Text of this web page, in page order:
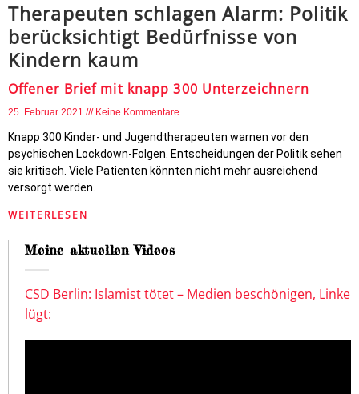
Therapeuten schlagen Alarm: Politik
berücksichtigt Bedürfnisse von
Kindern kaum
Offener Brief mit knapp 300 Unterzeichnern
25. Februar 2021 Keine Kommentare
Knapp 300 Kinder- und Jugendtherapeuten warnen vor den
psychischen Lockdown-Folgen. Entscheidungen der Politik sehen
sie kritisch. Viele Patienten könnten nicht mehr ausreichend
versorgt werden.
WEITERLESEN
Meine aktuellen Videos
CSD Berlin: Islamist tötet – Medien beschönigen, Linke
lügt: